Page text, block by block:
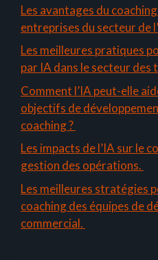
Les avantages du
entreprises du secteur de
Les meilleures pratiques
par IA dans le secteur des
Comment l’IA peut-elle
objectifs de
coaching ?
Les impacts de l’IA sur le
gestion des opérations.
Les meilleures stratégies
coaching des équipes de
commercial.